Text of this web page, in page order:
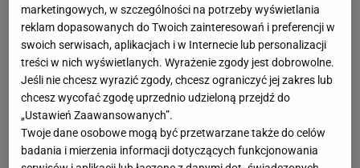
ideałem, a teraz jego cena, choć od początku bardzo
przystępna, została dodatkowo obniżona.
Czy to domowy HIT? Teraz jeszcze taniej!
Sprzęt ten ma moc ssania 18 000 Pa, może działać
bez ładowania aż 45 minut, a jego waga - 2,4, kg -
marketingowych, w szczególności na potrzeby wyświetlania
reklam dopasowanych do Twoich zainteresowań i preferencji w
swoich serwisach, aplikacjach i w Internecie lub personalizacji
treści w nich wyświetlanych. Wyrażenie zgody jest dobrowolne.
Jeśli nie chcesz wyrazić zgody, chcesz ograniczyć jej zakres lub
chcesz wycofać zgodę uprzednio udzieloną przejdź do
„Ustawień Zaawansowanych”.
Twoje dane osobowe mogą być przetwarzane także do celów
badania i mierzenia informacji dotyczących funkcjonowania